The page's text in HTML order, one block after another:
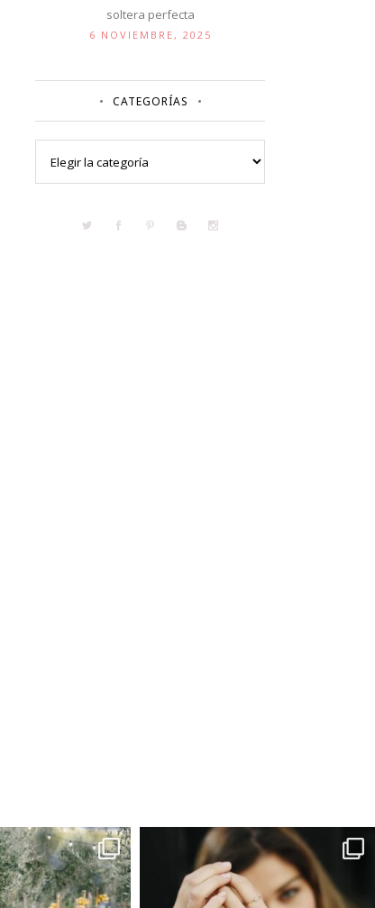
soltera perfecta
6 NOVIEMBRE, 2025
CATEGORÍAS